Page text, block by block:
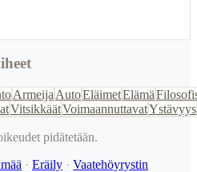
Armeija AutoEläimetElämä
VitsikkäätVoimaannuttavatYstävyys
pidätetään.
· Eräily · Vaatehöyrystin